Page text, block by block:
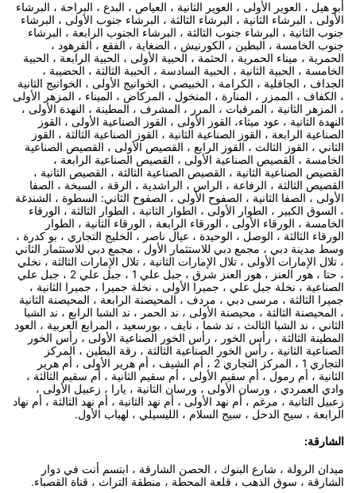
أبو هيل ، العوير الأولى ، العوير الثانية ، العياص ، البدع ، البراحة ، البرشاء
الأولى ، البرشاء الثانية ، البرشاء الثالثة ، البرشاء جنوب الأولى ، البرشاء
جنوب الثانية ، البرشاء جنوب الثالثة ، البرشاء الجنوب الرابعة ، البرشاء
جنوب الخامسة ، البطين ، الكورنيش ، الضغاية ، الفقع ، القرهود ،
الحمرية ، ميناء الحمرية ، الحثمة ، الحبية الأولى ، الحبية الرابعة ، الحبية
الخامسة ، الحبية الثانية ، الحبية السادسة ، الحبية الثالثة ، الحضيبة ،
الجداف ، الجافلية ، الكرامة ، الخبيصي ، الخوانيج الأولى ، الخوانيج الثانية
، الكفاف ، الممزر ، المنارة ، المنخول ، المركاض ، الميناء ، المزهر الأولى
، المزهر الثانية ، المرقبات ، المرر ، المشرف ، المطينة ، النهدة الأولى ،
النهدة الثانية ، عود ميثاء، القوز الأولى ، القوز الصناعية الأولى ، القوز
الصناعية الرابعة ، القوز الصناعية الثانية ، القوز الصناعية الثالثة ، القوز
الثاني ، القوز الثالث ، القوز الرابع ، القصيص الأولى ، القصيص الصناعية
الخامسة ، القصيص الصناعية الأولى ، القصيص الصناعية الرابعة ،
القصيص الصناعية الثانية ، القصيص الصناعية الثالثة ، القصيص الثانية ،
القصيص الثالثة ، الرفاعة ، الراس ، الراشدية ، الرقة ، السبخة ، الصفا
الأولى ، الصفا الثانية ، الصفوح الأولى ، الصفوح الثاني: السطوة ، الشندغة
، السوق الكبير ، الطوار الأولى ، الطوار الثانية ، الطوار الثالثة ، الورقاء
الخامسة ، الورقاء الأولى ، الورقاء الرابعة ، الورقاء الثانية ، الطوار
الورقاء الثالثة ، الوصل ، الوحيدة ، عيال ناصر ، الخليج التجاري ، بو كدرة ،
وسط مدينة دبي ، مجمع دبي للاستثمار الأول ، مجمع دبي للاستثمار الثاني
، تلال الإمارات الأولى ، تلال الإمارات الثانية ، تلال الإمارات الثالثة ، نخلي
، حتا ، هور العنز ، هور العنز شرق ، جبل علي 1 ، جبل علي 2 ، جبل علي
الصناعية ، نخلة جبل علي ، جميرا الأولى ، نخلة جميرا ، جميرا الثانية ،
جميرا الثالثة ، مرسى دبي ، مردف ، المحيصنة الرابعة ، المحيصنة الثانية
، المحيصنة الثالثة ، محيصنة الأولى ، ند الحمر ، ند الشبا الرابع ، ند الشبا
الثاني ، ند الشبا الثالث ، ند شما ، نايف ، بورسعيد ، المرابع العربية ، العود
المطينة الثالثة ، رأس الخور ، رأس الخور الصناعية الأولى ، رأس الخور
الصناعية الثانية ، رأس الخور الصناعية الثالثة ، رقة البطين ، المركز
التجاري 1 ، المركز التجاري 2 ، أم الشيف ، أم هرير الأولى ، أم هرير
الثانية ، أم رمول ، أم سقيم الأولى ، أم سقيم الثانية ، أم سقيم الثالثة ،
وادي العمردي ، ورسان الأولى ، ورسان الثانية ، يارا ، زعبيل الأولى ،
زعبيل الثانية ، مرغم ، أم نهد الأولى ، أم نهد الثانية ، أم نهد الثالثة ، أم نهاد
الرابعة ، سيح الدحل ، سيح السلام ، الليسيلي ، لهباب الأول.
الشارقة:
ميدان الرولة ، شارع البنوك ، الحصن الشارقة ، ابتسم أنت في دوار
الشارقة ، سوق الذهب ، قلعة المحطة ، منطقة التراث ، قناة القصباء.